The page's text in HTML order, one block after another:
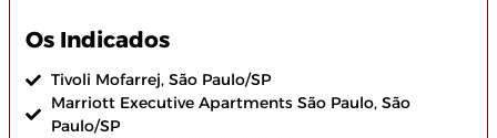
Os Indicados
Tivoli Mofarrej, São Paulo/SP
Marriott Executive Apartments São Paulo, São
Paulo/SP